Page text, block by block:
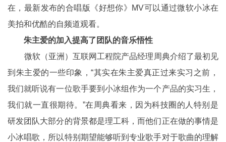
在，最新发布的合唱版《好想你》MV可以通过微软小冰在
美拍和优酷的自频道观看。
朱主爱的加入提高了团队的音乐悟性
微软（亚洲）互联网工程院产品经理周典介绍了最初见
到朱主爱的一些印象，“其实在朱主爱真正过来实习之前，
我们就听说有一位歌手要到小冰组作为一个产品的实习生，
我们就一直很期待。”在周典看来，因为科技圈的人特别是
研发团队大部分的背景都是理工科，而他们正在做的事情是
小冰唱歌，所以特别期望能够听到专业歌手对于歌曲的理解